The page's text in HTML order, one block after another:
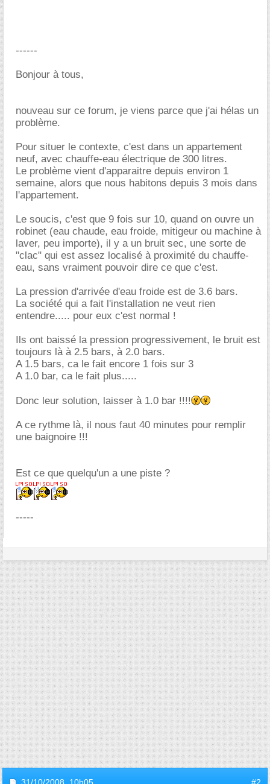
------
Bonjour à tous,
nouveau sur ce forum, je viens parce que j'ai hélas un
problème.
Pour situer le contexte, c'est dans un appartement
neuf, avec chauffe-eau électrique de 300 litres.
Le problème vient d'apparaitre depuis environ 1
semaine, alors que nous habitons depuis 3 mois dans
l'appartement.
Le soucis, c'est que 9 fois sur 10, quand on ouvre un
robinet (eau chaude, eau froide, mitigeur ou machine à
laver, peu importe), il y a un bruit sec, une sorte de
"clac" qui est assez localisé à proximité du chauffe-
eau, sans vraiment pouvoir dire ce que c'est.
La pression d'arrivée d'eau froide est de 3.6 bars.
La société qui a fait l'installation ne veut rien
entendre..... pour eux c'est normal !
Ils ont baissé la pression progressivement, le bruit est
toujours là à 2.5 bars, à 2.0 bars.
A 1.5 bars, ca le fait encore 1 fois sur 3
A 1.0 bar, ca le fait plus.....
Donc leur solution, laisser à 1.0 bar !!!!
A ce rythme là, il nous faut 40 minutes pour remplir
une baignoire !!!
Est ce que quelqu'un a une piste ?
-----